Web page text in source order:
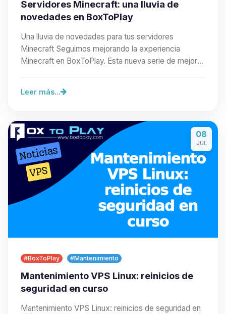
Servidores Minecraft: una lluvia de
novedades en BoxToPlay
Una lluvia de novedades para tus servidores
Minecraft Seguimos mejorando la experiencia
Minecraft en BoxToPlay. Esta nueva serie de mejoras
Leer más...
08
JUL
#BoxToPlay #Mantenimiento
Mantenimiento VPS Linux: reinicios de
seguridad en curso
Mantenimiento VPS Linux: reinicios de seguridad en